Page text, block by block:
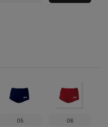
05 06